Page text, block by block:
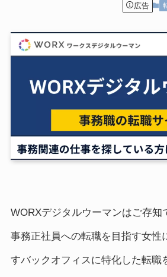
広告
WORXデジタルウーマンはご存知
事務正社員への転職を目指す女性
すバックオフィスに特化した転職